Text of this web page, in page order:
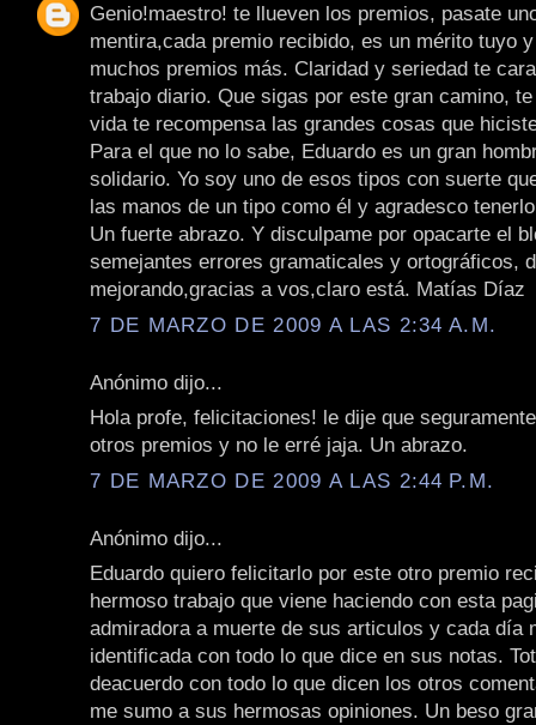
Genio!maestro! te llueven los premios, pasate
mentira,cada premio recibido, es un mérito tuyo
muchos premios más. Claridad y seriedad te
trabajo diario. Que sigas por este gran camino,
vida te recompensa las grandes cosas que
Para el que no lo sabe, Eduardo es un gran
solidario. Yo soy uno de esos tipos con suerte
las manos de un tipo como él y agradesco
Un fuerte abrazo. Y disculpame por opacarte el
semejantes errores gramaticales y ortográficos,
mejorando,gracias a vos,claro está. Matías Díaz
7 DE MARZO DE 2009 A LAS 2:34 A.M.
Anónimo dijo...
Hola profe, felicitaciones! le dije que
otros premios y no le erré jaja. Un abrazo.
7 DE MARZO DE 2009 A LAS 2:44 P.M.
Anónimo dijo...
Eduardo quiero felicitarlo por este otro premio
hermoso trabajo que viene haciendo con esta
admiradora a muerte de sus articulos y cada día
identificada con todo lo que dice en sus notas.
deacuerdo con todo lo que dicen los otros
me sumo a sus hermosas opiniones. Un beso